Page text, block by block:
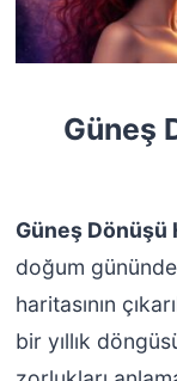
Güneş
Güneş Dönüşü
doğum
haritasının
bir yıllık